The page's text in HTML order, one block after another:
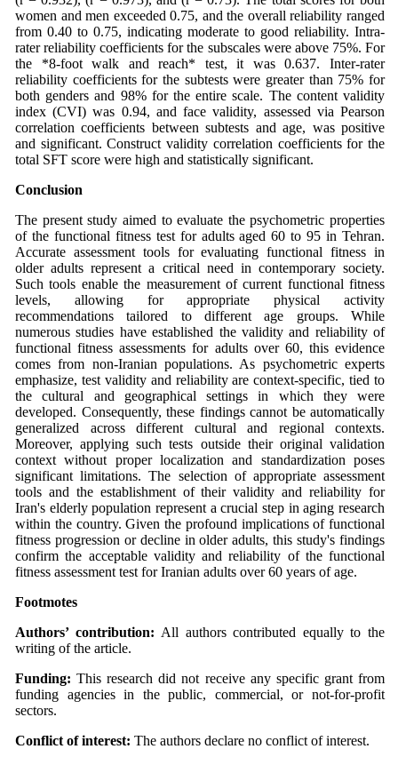
women and men exceeded 0.75, and the overall reliability ranged
from 0.40 to 0.75, indicating moderate to good reliability. Intra-
rater reliability coefficients for the subscales were above 75%. For
the *8-foot walk and reach* test, it was 0.637. Inter-rater
reliability coefficients for the subtests were greater than 75% for
both genders and 98% for the entire scale. The content validity
index (CVI) was 0.94, and face validity, assessed via Pearson
correlation coefficients between subtests and age, was positive
and significant. Construct validity correlation coefficients for the
total SFT score were high and statistically significant.
Conclusion
The present study aimed to evaluate the psychometric properties
of the functional fitness test for adults aged 60 to 95 in Tehran.
Accurate assessment tools for evaluating functional fitness in
older adults represent a critical need in contemporary society.
Such tools enable the measurement of current functional fitness
levels, allowing for appropriate physical activity
recommendations tailored to different age groups. While
numerous studies have established the validity and reliability of
functional fitness assessments for adults over 60, this evidence
comes from non-Iranian populations. As psychometric experts
emphasize, test validity and reliability are context-specific, tied to
the cultural and geographical settings in which they were
developed. Consequently, these findings cannot be automatically
generalized across different cultural and regional contexts.
Moreover, applying such tests outside their original validation
context without proper localization and standardization poses
significant limitations. The selection of appropriate assessment
tools and the establishment of their validity and reliability for
Iran's elderly population represent a crucial step in aging research
within the country. Given the profound implications of functional
fitness progression or decline in older adults, this study's findings
confirm the acceptable validity and reliability of the functional
fitness assessment test for Iranian adults over 60 years of age.
Footmotes
Authors’ contribution:All authors contributed equally to the
writing of the article.
Funding:This research did not receive any specific grant from
funding agencies in the public, commercial, or not-for-profit
sectors.
Conflict of interest: The authors declare no conflict of interest.